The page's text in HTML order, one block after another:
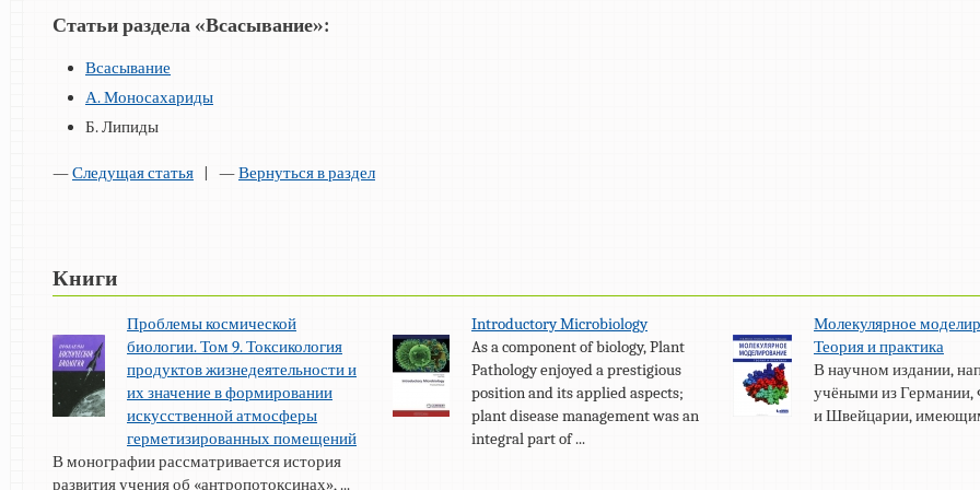
Статьи раздела «Всасывание»:
Всасывание
А. Моносахариды
Б. Липиды
—Следущая статья | —Вернуться в раздел
Книги
Проблемы космической
биологии. Том 9. Токсикология
продуктов жизнедеятельности и
их значение в формировании
искусственной атмосферы
герметизированных помещений
В монографии рассматривается история
развития учения об «антропотоксинах», ...
Introductory Microbiology
As a component of biology, Plant
Pathology enjoyed a prestigious
position and its applied aspects;
plant disease management was an
integral part of ...
Молекулярное
Теория и практика
В научном издании,
учёными из
и Швейцарии,